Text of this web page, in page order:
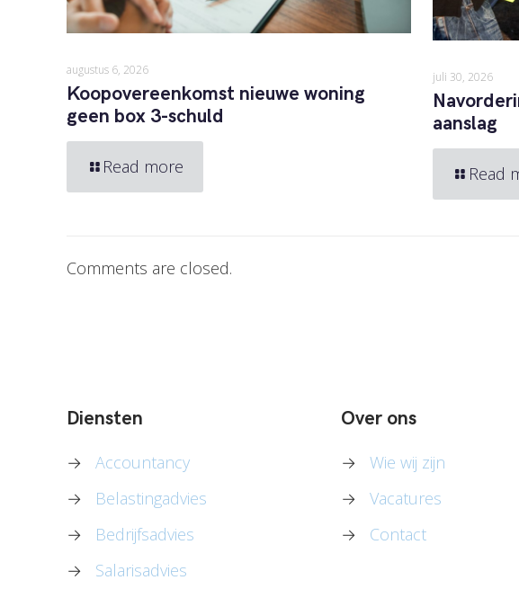
augustus 6, 2026
Koopovereenkomst nieuwe woning
geen box 3-schuld
Read more
juli 30, 2026
aanslag
Read
Comments are closed.
Diensten
→
Accountancy
→
Belastingadvies
→
Bedrijfsadvies
→
Salarisadvies
Over ons
→
Wie wij zijn
→
Vacatures
→
Contact